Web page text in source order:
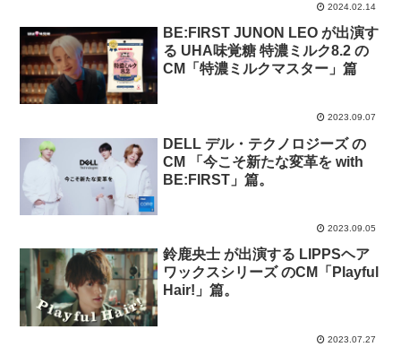
2024.02.14
BE:FIRST JUNON LEO が出演す
る UHA味覚糖 特濃ミルク8.2 の
CM「特濃ミルクマスター」篇
2023.09.07
DELL デル・テクノロジーズ の
CM 「今こそ新たな変革を with
BE:FIRST」篇。
2023.09.05
鈴鹿央士 が出演する LIPPSヘア
ワックスシリーズ のCM「Playful
Hair!」篇。
2023.07.27